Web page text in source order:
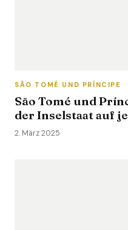
SÃO TOMÉ UND PRÍNCIPE
São Tomé und
der Inselstaat auf
2. März 2025